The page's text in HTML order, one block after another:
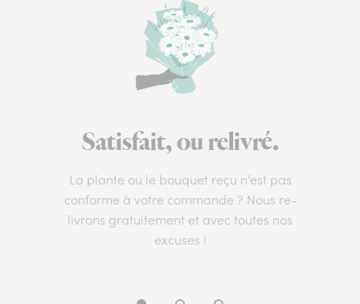
Satisfait, ou relivré.
La plante ou le bouquet reçu n’est pas
conforme à votre commande ? Nous re-
livrons gratuitement et avec toutes nos
excuses !